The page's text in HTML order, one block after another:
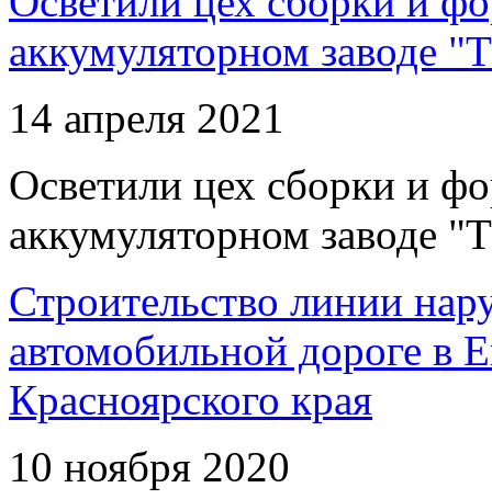
аккумуляторном заводе
14 апреля 2021
Осветили цех сборки и
аккумуляторном заводе
Строительство линии
автомобильной дороге в
Красноярского края
10 ноября 2020